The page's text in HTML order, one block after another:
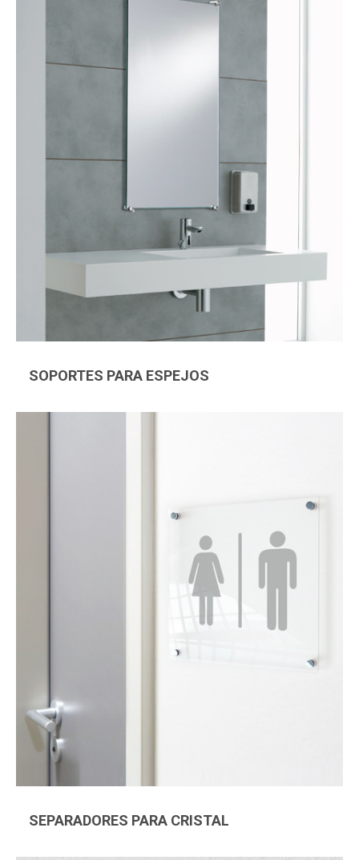
SOPORTES PARA ESPEJOS
SEPARADORES PARA CRISTAL